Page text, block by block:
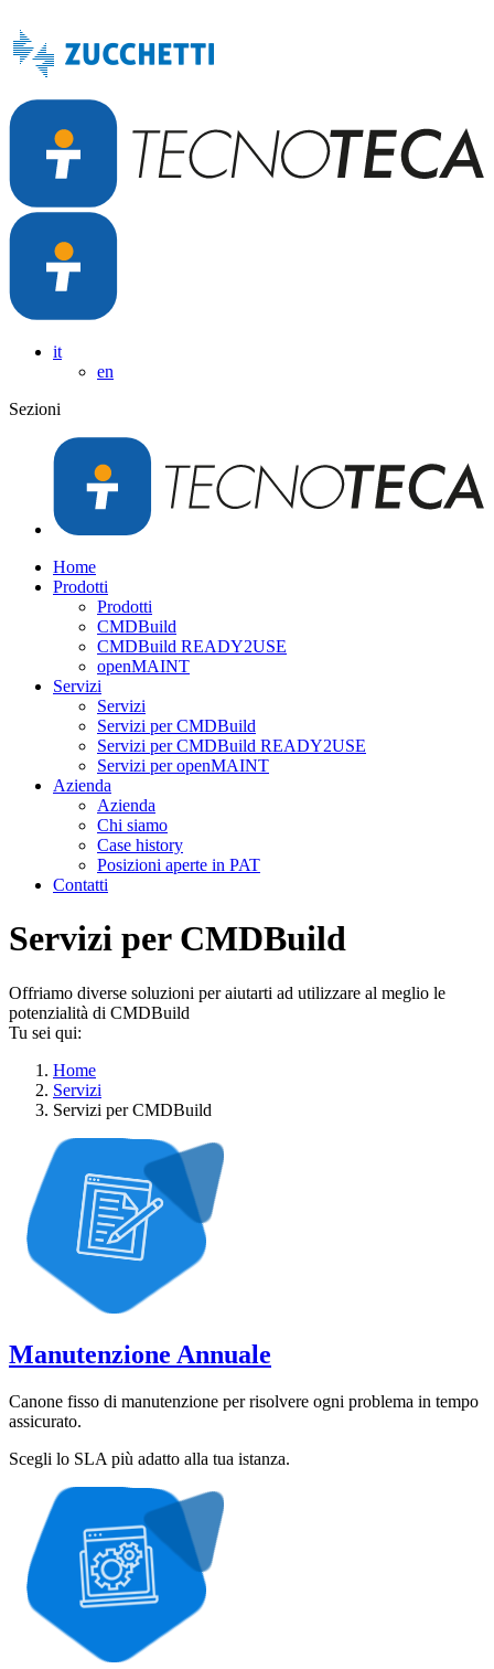
it
en
Sezioni
Home
Prodotti
Prodotti
CMDBuild
CMDBuild READY2USE
openMAINT
Servizi
Servizi
Servizi per CMDBuild
Servizi per CMDBuild READY2USE
Servizi per openMAINT
Azienda
Azienda
Chi siamo
Case history
Posizioni aperte in PAT
Contatti
Servizi per CMDBuild
Offriamo diverse soluzioni per aiutarti ad utilizzare al meglio le
potenzialità di CMDBuild
Tu sei qui:
Home
Servizi
Servizi per CMDBuild
Manutenzione Annuale
Canone fisso di manutenzione per risolvere ogni problema in tempo
assicurato.
Scegli lo SLA più adatto alla tua istanza.